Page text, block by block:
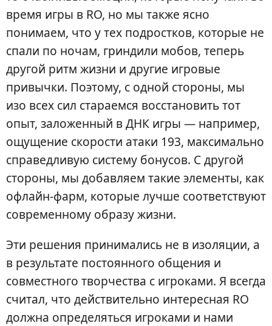
время игры в RO, но мы также ясно
понимаем, что у тех подростков, которые не
спали по ночам, гриндили мобов, теперь
другой ритм жизни и другие игровые
привычки. Поэтому, с одной стороны, мы
изо всех сил стараемся восстановить тот
опыт, заложенный в ДНК игры — например,
ощущение скорости атаки 193, максимально
справедливую систему бонусов. С другой
стороны, мы добавляем такие элементы, как
офлайн-фарм, которые лучше соответствуют
современному образу жизни.
Эти решения принимались не в изоляции, а
в результате постоянного общения и
совместного творчества с игроками. Я всегда
считал, что действительно интересная RO
должна определяться игроками и нами